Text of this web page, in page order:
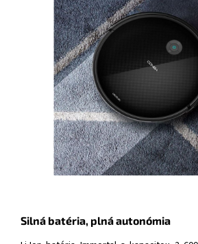
Silná batéria, plná autonómia